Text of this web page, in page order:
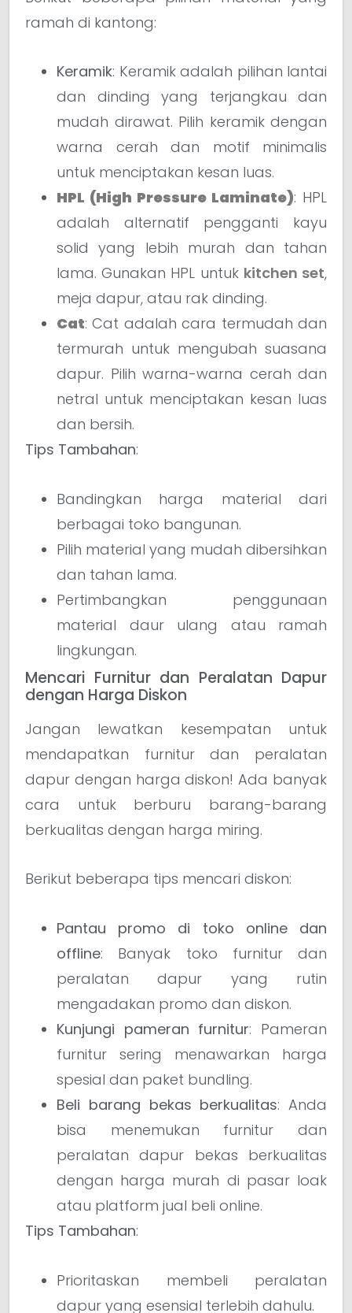
ramah di kantong:
Keramik: Keramik adalah pilihan lantai
dan dinding yang terjangkau dan
mudah dirawat. Pilih keramik dengan
warna cerah dan motif minimalis
untuk menciptakan kesan luas.
HPL (High Pressure Laminate): HPL
adalah alternatif pengganti kayu
solid yang lebih murah dan tahan
lama. Gunakan HPL untuk kitchen set,
meja dapur, atau rak dinding.
Cat: Cat adalah cara termudah dan
termurah untuk mengubah suasana
dapur. Pilih warna-warna cerah dan
netral untuk menciptakan kesan luas
dan bersih.
Tips Tambahan:
Bandingkan harga material dari
berbagai toko bangunan.
Pilih material yang mudah dibersihkan
dan tahan lama.
Pertimbangkan penggunaan
material daur ulang atau ramah
lingkungan.
Mencari Furnitur dan Peralatan Dapur
dengan Harga Diskon
Jangan lewatkan kesempatan untuk
mendapatkan furnitur dan peralatan
dapur dengan harga diskon! Ada banyak
cara untuk berburu barang-barang
berkualitas dengan harga miring.
Berikut beberapa tips mencari diskon:
Pantau promo di toko online dan
offline: Banyak toko furnitur dan
peralatan dapur yang rutin
mengadakan promo dan diskon.
Kunjungi pameran furnitur: Pameran
furnitur sering menawarkan harga
spesial dan paket bundling.
Beli barang bekas berkualitas: Anda
bisa menemukan furnitur dan
peralatan dapur bekas berkualitas
dengan harga murah di pasar loak
atau platform jual beli online.
Tips Tambahan:
Prioritaskan membeli peralatan
dapur yang esensial terlebih dahulu.